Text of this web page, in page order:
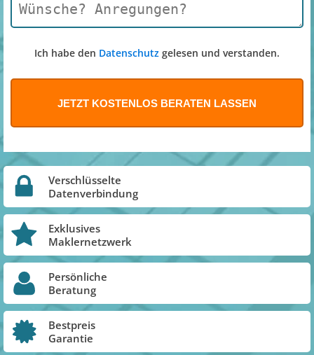
Ich habe den Datenschutz gelesen und verstanden.
Verschlüsselte
Datenverbindung
Exklusives
Maklernetzwerk
Persönliche
Beratung
Bestpreis
Garantie